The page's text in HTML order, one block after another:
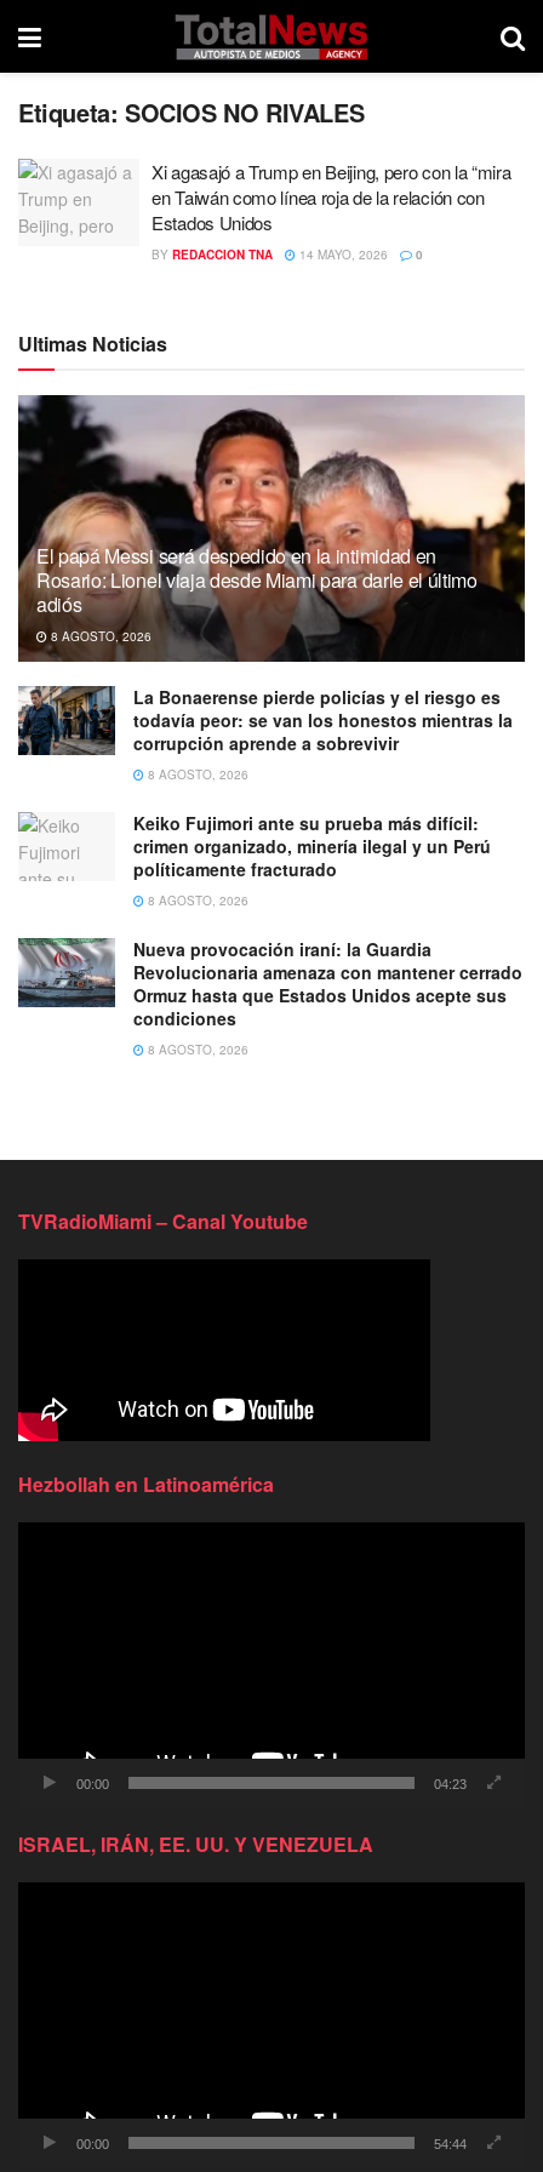
Etiqueta: SOCIOS NO RIVALES
Xi agasajó a Trump en Beijing, pero con la “mira
en Taiwán como línea roja de la relación con
Estados Unidos
BY REDACCION TNA 14 MAYO, 2026 0
Ultimas Noticias
El papá Messi será despedido en la intimidad en
Rosario: Lionel viaja desde Miami para darle el último
adiós
8 AGOSTO, 2026
La Bonaerense pierde policías y el riesgo es
todavía peor: se van los honestos mientras la
corrupción aprende a sobrevivir
8 AGOSTO, 2026
Keiko Fujimori ante su prueba más difícil:
crimen organizado, minería ilegal y un Perú
políticamente fracturado
8 AGOSTO, 2026
Nueva provocación iraní: la Guardia
Revolucionaria amenaza con mantener cerrado
Ormuz hasta que Estados Unidos acepte sus
condiciones
8 AGOSTO, 2026
TVRadioMiami – Canal Youtube
Hezbollah en Latinoamérica
00:00 04:23
ISRAEL, IRÁN, EE. UU. Y VENEZUELA
00:00 54:44